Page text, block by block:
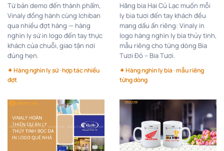
Từ bản demo đến thành phẩm,
Vinaly đồng hành cùng Ichiban
qua nhiều đợt hàng — hàng
nghìn ly sứ in logo đến tay thực
khách của chuỗi, giao tận nơi
đúng hẹn.
✦ Hàng nghìn ly sứ · hợp tác nhiều
đợt
Hãng bia Hai Củ Lạc muốn mỗi
ly bia tươi đến tay khách đều
mang dấu ấn riêng: Vinaly in
logo hàng nghìn ly bia thủy tinh,
mẫu riêng cho từng dòng Bia
Tươi Đỏ – Bia Tươi.
✦ Hàng nghìn ly bia · mẫu riêng
từng dòng